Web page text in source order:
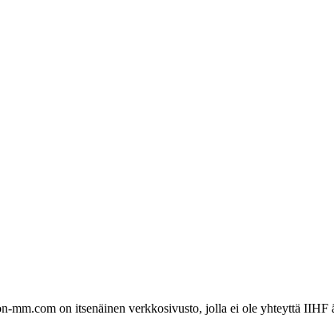
on itsenäinen verkkosivusto, jolla ei ole yhteyttä IIHF